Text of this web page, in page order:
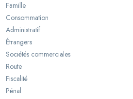
Famille
Consommation
Administratif
Étrangers
Sociétés commerciales
Route
Fiscalité
Pénal